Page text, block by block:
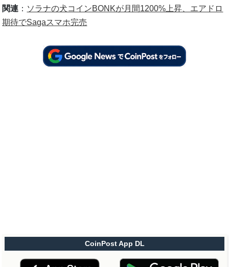
関連 ： ソラナの犬コインBONKが月間1200%上昇、エアドロ
期待でSagaスマホ完売
CoinPost App DL